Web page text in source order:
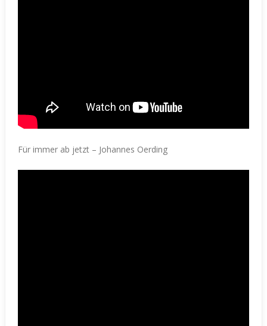
Für immer ab jetzt – Johannes Oerding